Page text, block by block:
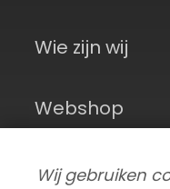
Wie zijn wij
Webshop
Aanmelden
Wij gebruiken